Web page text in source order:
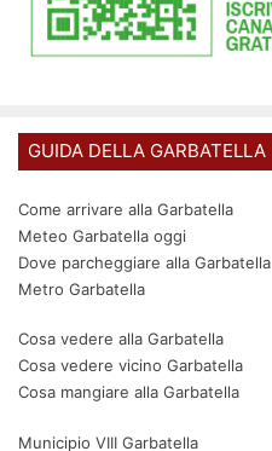
GUIDA DELLA GARBATELLA
Come arrivare alla Garbatella
Meteo Garbatella oggi
Dove parcheggiare alla Garbatella
Metro Garbatella
Cosa vedere alla Garbatella
Cosa vedere vicino Garbatella
Cosa mangiare alla Garbatella
Municipio VIII Garbatella